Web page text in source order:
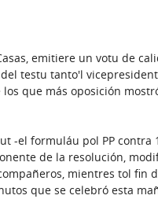
emitiere un votu de
testu tanto'l
que más oposición
-el formuláu pol PP contra
de la resolución,
mientres tol fin
que se celebró esta